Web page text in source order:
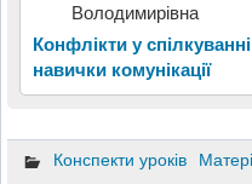
Володимирівна
Конфлікти у
навички комунікації
Конспекти уроків